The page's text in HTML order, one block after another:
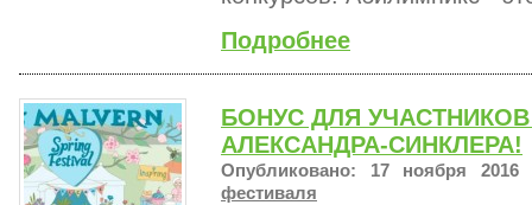
Подробнее
БОНУС ДЛЯ
АЛЕКСАНДРА-СИНКЛЕРА!
Опубликовано: 17 ноября
фестиваля